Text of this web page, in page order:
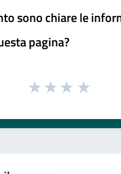
sono chiare le
pagina?